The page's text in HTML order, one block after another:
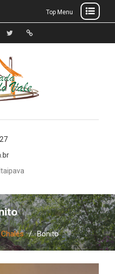
Top Menu
Ttwitterwhatsapp
Bonito